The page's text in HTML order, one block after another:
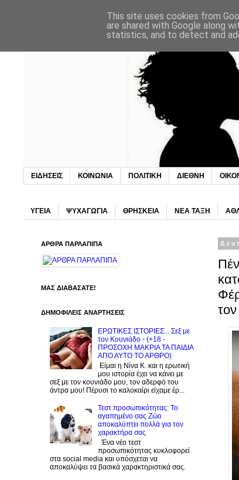
ΕΙΔΗΣΕΙΣ ΚΟΙΝΩΝΙΑ ΠΟΛΙΤΙΚΗ ΔΙΕΘΝΗ
ΥΓΕΙΑ ΨΥΧΑΓΩΓΙΑ ΘΡΗΣΚΕΙΑ ΝΕΑ ΤΑΞΗ
ΑΡΘΡΑ ΠΑΡΛΑΠΙΠΑ
ΜΑΣ ΔΙΑΒΑΣΑΤΕ!
ΔΗΜΟΦΙΛΕΙΣ ΑΝΑΡΤΗΣΕΙΣ
ΕΡΩΤΙΚΕΣ ΙΣΤΟΡΙΕΣ... Σεξ με
τον Kουνιάδο - (+18 -
ΠΡΟΣΟΧΗ ΜΑΚΡΙΑ ΤΑ ΠΑΙΔΙΑ
ΑΠΟ ΑΥΤΟ ΤΟ ΑΡΘΡΟ)
Είμαι η Νίνα Κ. και η ερωτική
μου ιστορία έχει να κάνει με
σεξ με τον κουνιάδο μου, τον αδερφό του
άντρα μου! Πέρυσι το καλοκαίρι είχαμε έρ...
Τεστ προσωπικότητας: Το
αγαπημένο σας Zώο
αποκαλύπτει πολλά για τον
χαρακτήρα σας
Ένα νέο τεστ
προσωπικότητας κυκλοφορεί
στα social media και υπόσχεται να
αποκαλύψει τα βασικά χαρακτηριστικά σας.
This site uses cookies from
are shared with Google along
statistics, and to detect and